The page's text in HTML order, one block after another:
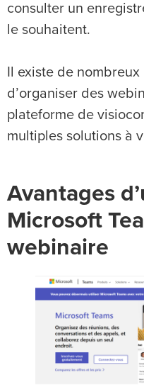
consulter un
le souhaitent.
Il existe de
d’organiser des
plateforme de
multiples solutions à
Avantages
Microsoft
webinaire